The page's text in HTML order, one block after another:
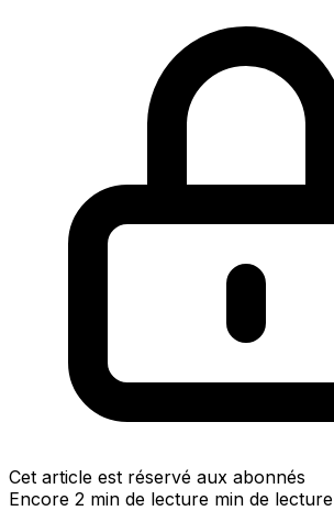
Cet article est réservé aux abonnés
Encore 2 min de lecture min de lecture